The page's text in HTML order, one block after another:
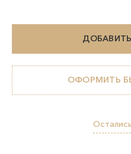
ОФОРМИТЬ